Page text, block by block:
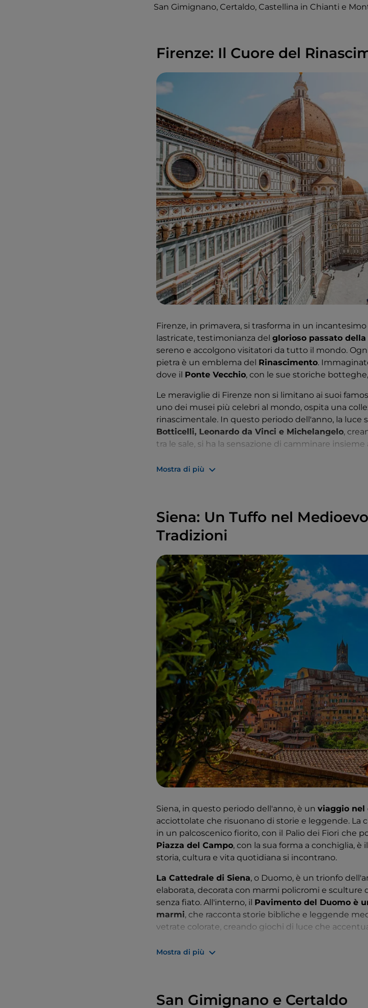
San Gimignano, Certaldo, Castellina in Chianti e
Firenze: Il Cuore del
Firenze, in primavera, si trasforma in un
lastricate, testimonianza del glorioso passato
sereno e accolgono visitatori da tutto il mondo.
pietra è un emblema del Rinascimento.
dove il Ponte Vecchio, con le sue storiche
Le meraviglie di Firenze non si limitano ai suoi
uno dei musei più celebri al mondo, ospita una
rinascimentale. In questo periodo dell'anno, la luce
Botticelli, Leonardo da Vinci e Michelangelo,
tra le sale, si ha la sensazione di camminare
Fuori dalle mura del museo, la città si apre in un
suoni, offrendo una visione mozzafiato di Firenze
Il cuore pulsante di Firenze è la sua
fresco e focacce. Non si può visitare Firenze senza
tradizionale che racchiude l'essenza della cucina
perfetto per gustare i piatti della stagione,
simbolo della regione.
Piazza della Signoria, con la sua imponente
museo a cielo aperto. Qui, la storia si fonde con la
indissolubile tra passato e presente. Una
di alcune delle sculture più famose al mondo, tra cui
Galleria dell'Accademia.
In conclusione, Firenze in questa stagione è
storiche ai suoi giardini segreti, dalla sua arte
momento passato in questa città è un ricordo
Mostra di più
Siena: Un Tuffo nel
Tradizioni
Siena, in questo periodo dell'anno, è un viaggio nel
acciottolate che risuonano di storie e leggende. La
in un palcoscenico fiorito, con il Palio dei Fiori che
Piazza del Campo, con la sua forma a conchiglia,
storia, cultura e vita quotidiana si incontrano.
La Cattedrale di Siena, o Duomo, è un trionfo
elaborata, decorata con marmi policromi e sculture
senza fiato. All'interno, il Pavimento del Duomo è
marmi, che racconta storie bibliche e leggende
vetrate colorate, creando giochi di luce che
Le strade di Siena sono un labirinto affascinante di
sorprese: dalle piccole
Una delle esperienze più emozionanti a Siena è la
Mostra di più
San Gimignano e Certaldo